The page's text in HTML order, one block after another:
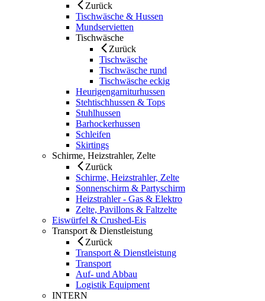
Zurück
Tischwäsche & Hussen
Mundservietten
Tischwäsche
Zurück
Tischwäsche
Tischwäsche rund
Tischwäsche eckig
Heurigengarniturhussen
Stehtischhussen & Tops
Stuhlhussen
Barhockerhussen
Schleifen
Skirtings
Schirme, Heizstrahler, Zelte
Zurück
Schirme, Heizstrahler, Zelte
Sonnenschirm & Partyschirm
Heizstrahler - Gas & Elektro
Zelte, Pavillons & Faltzelte
Eiswürfel & Crushed-Eis
Transport & Dienstleistung
Zurück
Transport & Dienstleistung
Transport
Auf- und Abbau
Logistik Equipment
INTERN